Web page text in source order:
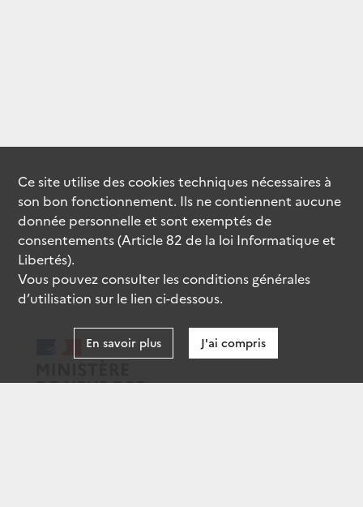
Ce site utilise descookiestechniques nécessaires à
son bon fonctionnement. Ils ne contiennent aucune
donnée personnelle et sont exemptés de
consentements (Article 82 de la loi Informatique et
Libertés).
Vous pouvez consulter les conditions générales
d’utilisation sur le lien ci-dessous.
En savoir plus J'ai compris